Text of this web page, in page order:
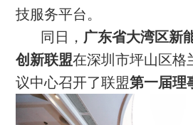
技服务平台。
同日， 广东省大湾区新
创新联盟在深圳市坪山区格
议中心召开了联盟第一届理